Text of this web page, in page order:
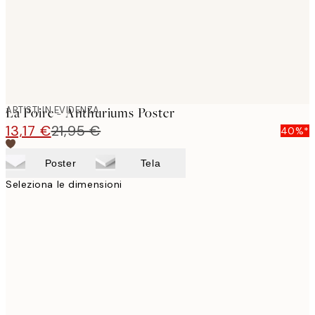
ARTISTI IN EVIDENZA
La Poire - Anthuriums Poster
13,17 €21,95 € 40%*
Poster Tela
Seleziona le dimensioni